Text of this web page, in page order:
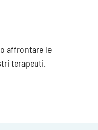
affrontare le
terapeuti.